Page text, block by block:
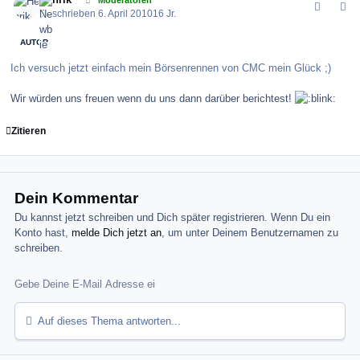
Geschrieben6. April 201016 Jr.
AUTOR
Ich versuch jetzt einfach mein Börsenrennen von CMC mein Glück ;)
Wir würden uns freuen wenn du uns dann darüber berichtest!
Zitieren
Dein Kommentar
Du kannst jetzt schreiben und Dich später registrieren. Wenn Du ein
Konto hast,melde Dich jetzt an , um unter Deinem Benutzernamen zu
schreiben.
Auf dieses Thema antworten...